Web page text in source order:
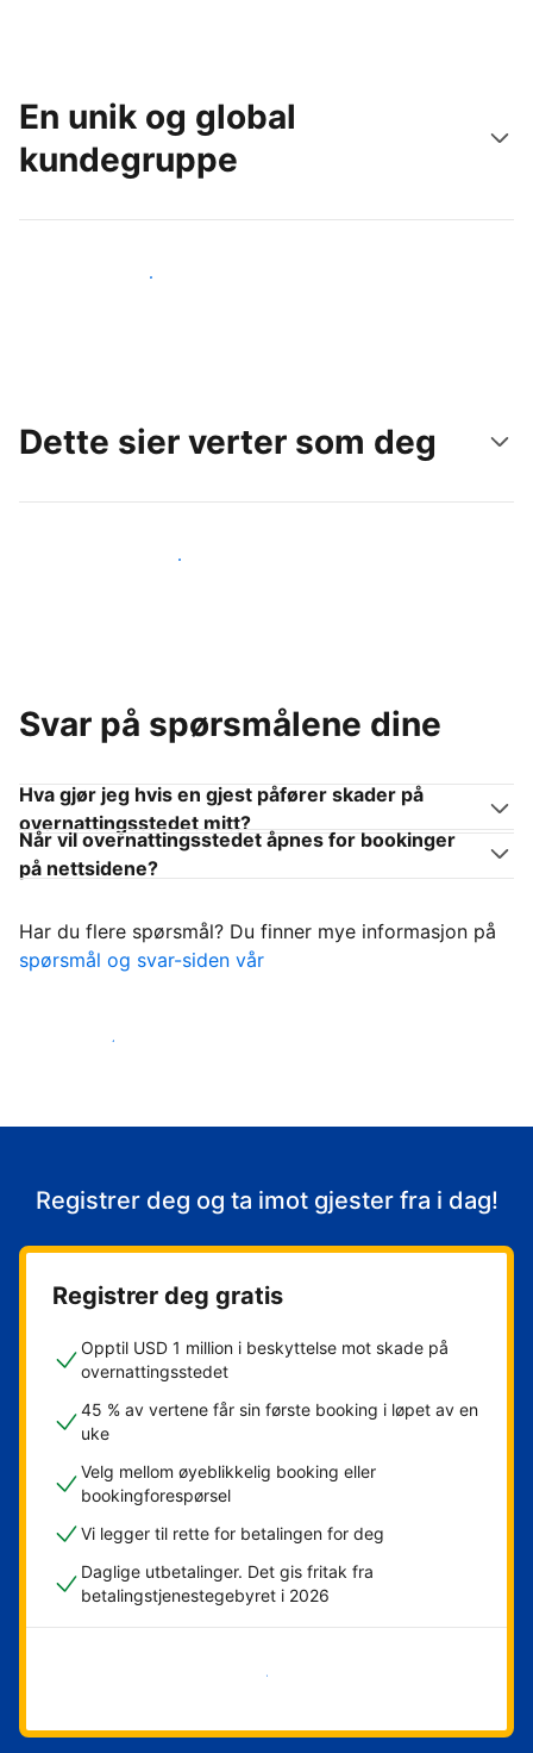
En unik og global
kundegruppe
Nå ut til nye gjester i dag
Dette sier verter som deg
Gjør som andre verter som deg
Svar på spørsmålene dine
Hva gjør jeg hvis en gjest påfører skader på
overnattingsstedet mitt?
Når vil overnattingsstedet åpnes for bookinger
på nettsidene?
Har du flere spørsmål? Du finner mye informasjon på
spørsmål og svar-siden vår
Ta imot gjestene
Registrer deg og ta imot gjester fra i dag!
Registrer deg gratis
Opptil USD 1 million i beskyttelse mot skade på
overnattingsstedet
45 % av vertene får sin første booking i løpet av en
uke
Velg mellom øyeblikkelig booking eller
bookingforespørsel
Vi legger til rette for betalingen for deg
Daglige utbetalinger. Det gis fritak fra
betalingstjenestegebyret i 2026
Kom i gang nå